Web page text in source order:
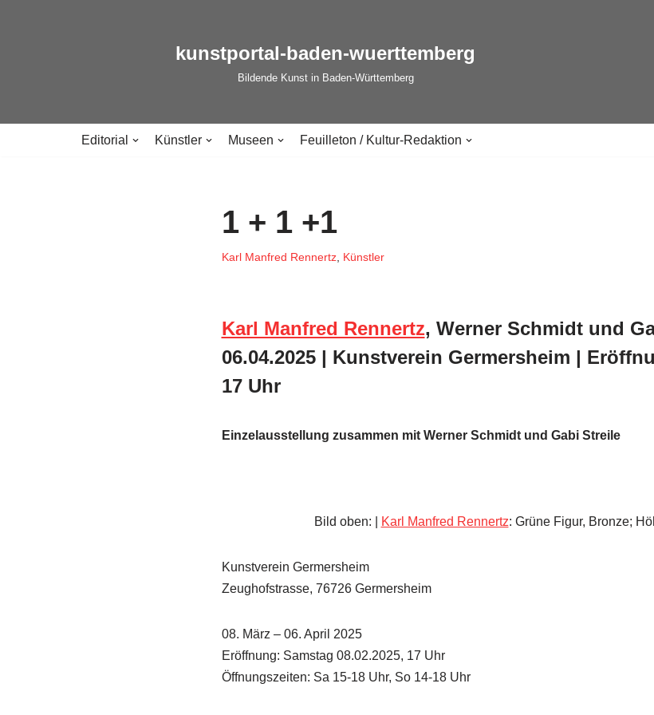
kunstportal-baden-wuerttemberg
Bildende Kunst in Baden-Württemberg
Editorial Künstler Museen Feuilleton / Kultur-Redaktion
1 + 1 +1
Karl Manfred Rennertz, Künstler
Karl Manfred Rennertz, Werner Schmidt und
06.04.2025 | Kunstverein Germersheim |
17 Uhr
Einzelausstellung zusammen mit Werner Schmidt und Gabi Streile
Bild oben: | Karl Manfred Rennertz: Grüne Figur, Bronze;
Kunstverein Germersheim
Zeughofstrasse, 76726 Germersheim
08. März – 06. April 2025
Eröffnung: Samstag 08.02.2025, 17 Uhr
Öffnungszeiten: Sa 15-18 Uhr, So 14-18 Uhr